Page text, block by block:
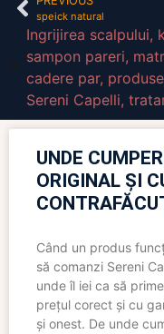
speick natural
Ingrijirea scalpului,
sampon pareri,
cadere par,
Sereni Capelli,
UNDE
ORIGINAL ȘI
Când un produs
să comanzi Sereni
unde îl iei ca să
prețul corect și cu
și onest. De unde